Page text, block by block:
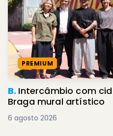
PREMIUM
B. Intercâmbio com cidade
Braga mural artístico
6 agosto 2026